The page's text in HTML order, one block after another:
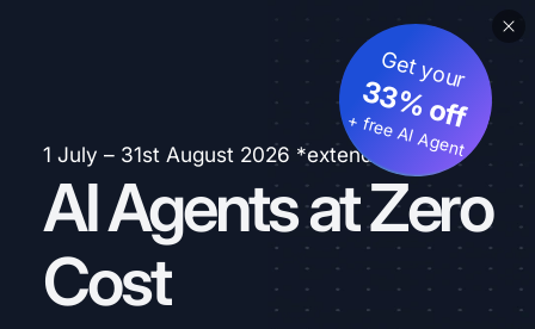
1 July – 31st August 2026 *extended
AI Agents at Zero
Cost
Get your
33% off
+ free AI Agent